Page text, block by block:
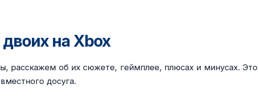
на Xbox
расскажем об их сюжете, геймплее, плюсах и минусах. Это
досуга.